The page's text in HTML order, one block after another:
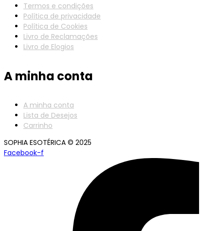
Termos e condições
Política de privacidade
Política de Cookies
Livro de Reclamações
Livro de Elogios
A minha conta
A minha conta
Lista de Desejos
Carrinho
SOPHIA ESOTÉRICA © 2025
Facebook-f